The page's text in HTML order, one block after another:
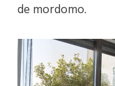
de mordomo.